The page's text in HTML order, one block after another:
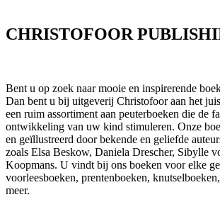
CHRISTOFOOR
Bent u op zoek naar mooie en inspirerende
Dan bent u bij uitgeverij Christofoor aan het
een ruim assortiment aan peuterboeken die de
ontwikkeling van uw kind stimuleren. Onze
en geïllustreerd door bekende en geliefde
zoals Elsa Beskow, Daniela Drescher, Sibylle
Koopmans. U vindt bij ons boeken voor elke
voorleesboeken, prentenboeken,
meer.